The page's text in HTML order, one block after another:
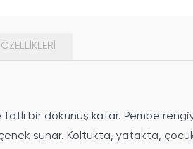
tatlı bir dokunuş katar. Pembe
sunar. Koltukta, yatakta,